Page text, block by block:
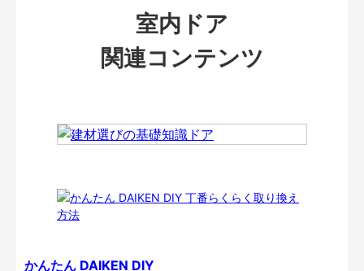
室内ドア
関連コンテンツ
かんたん DAIKEN DIY